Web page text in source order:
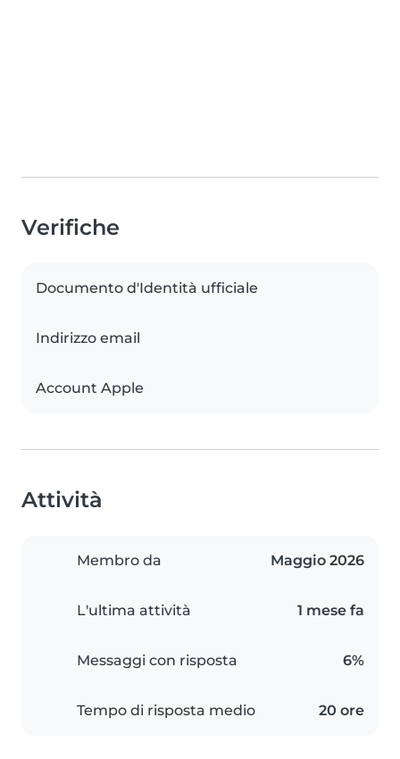
Verifiche
Documento d'Identità ufficiale
Indirizzo email
Account Apple
Attività
Membro da Maggio 2026
L'ultima attività 1 mese fa
Messaggi con risposta 6%
Tempo di risposta medio 20 ore